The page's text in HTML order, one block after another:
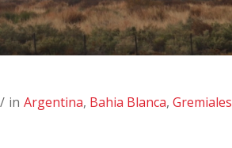
/ in Argentina, Bahia Blanca, Gremiales